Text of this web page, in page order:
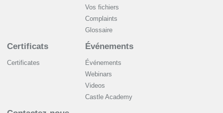
Vos fichiers
Complaints
Glossaire
Certificats
Certificates
Événements
Événements
Webinars
Videos
Castle Academy